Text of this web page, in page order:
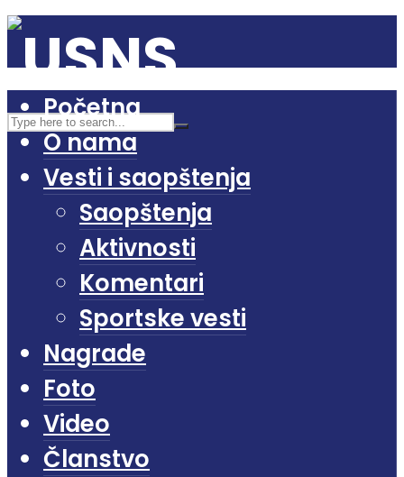
Početna
O nama
Vesti i saopštenja
Saopštenja
Aktivnosti
Komentari
Sportske vesti
Nagrade
Foto
Video
Članstvo